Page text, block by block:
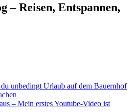
– Reisen, Entspannen,
unbedingt Urlaub auf dem Bauernhof
– Mein erstes Youtube-Video ist